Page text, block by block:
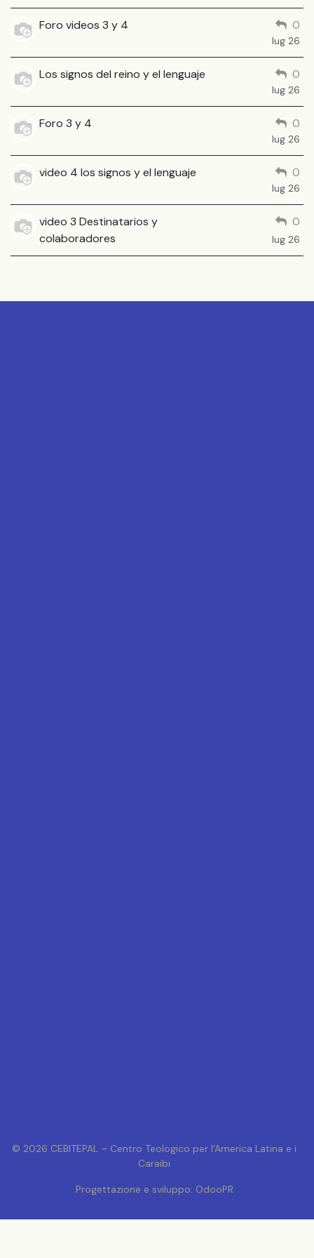
Foro videos 3 y 4 0
lug 26
Los signos del reino y el lenguaje 0
lug 26
Foro 3 y 4 0
lug 26
video 4 los signos y el lenguaje 0
lug 26
video 3 Destinatarios y
colaboradores
0
lug 26
© 2026 CEBITEPAL – Centro Teologico per l'America Latina e i
Caraibi
Progettazione e sviluppo: OdooPR